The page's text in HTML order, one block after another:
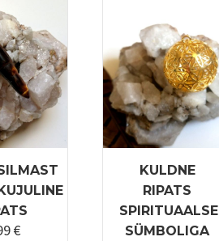
€
KULDNE
RIPATS
SPIRITUAALSE
SÜMBOLIGA